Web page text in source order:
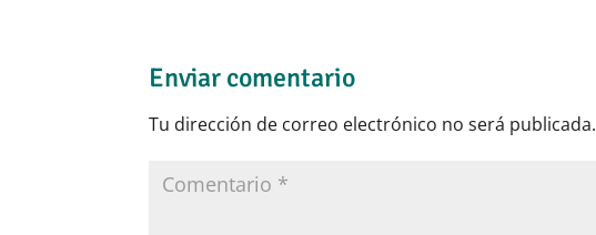
Enviar comentario
Tu dirección de correo electrónico no será publicada.